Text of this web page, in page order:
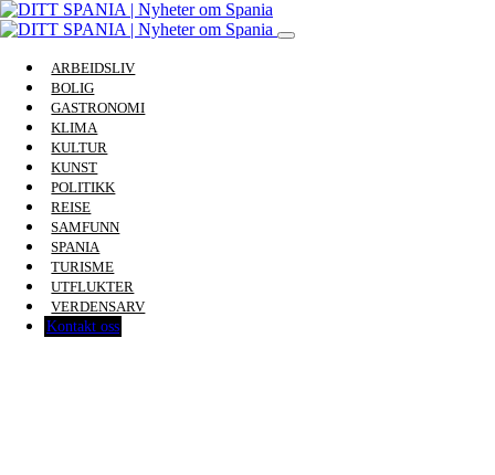
ARBEIDSLIV
BOLIG
GASTRONOMI
KLIMA
KULTUR
KUNST
POLITIKK
REISE
SAMFUNN
SPANIA
TURISME
UTFLUKTER
VERDENSARV
Kontakt oss